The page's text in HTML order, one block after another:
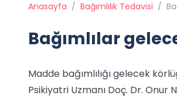
Anasayfa / Bağımlılık Tedavisi /
Bağımlılar
Madde bağımlılığı gelecek
Psikiyatri Uzmanı Doç. Dr. Onur